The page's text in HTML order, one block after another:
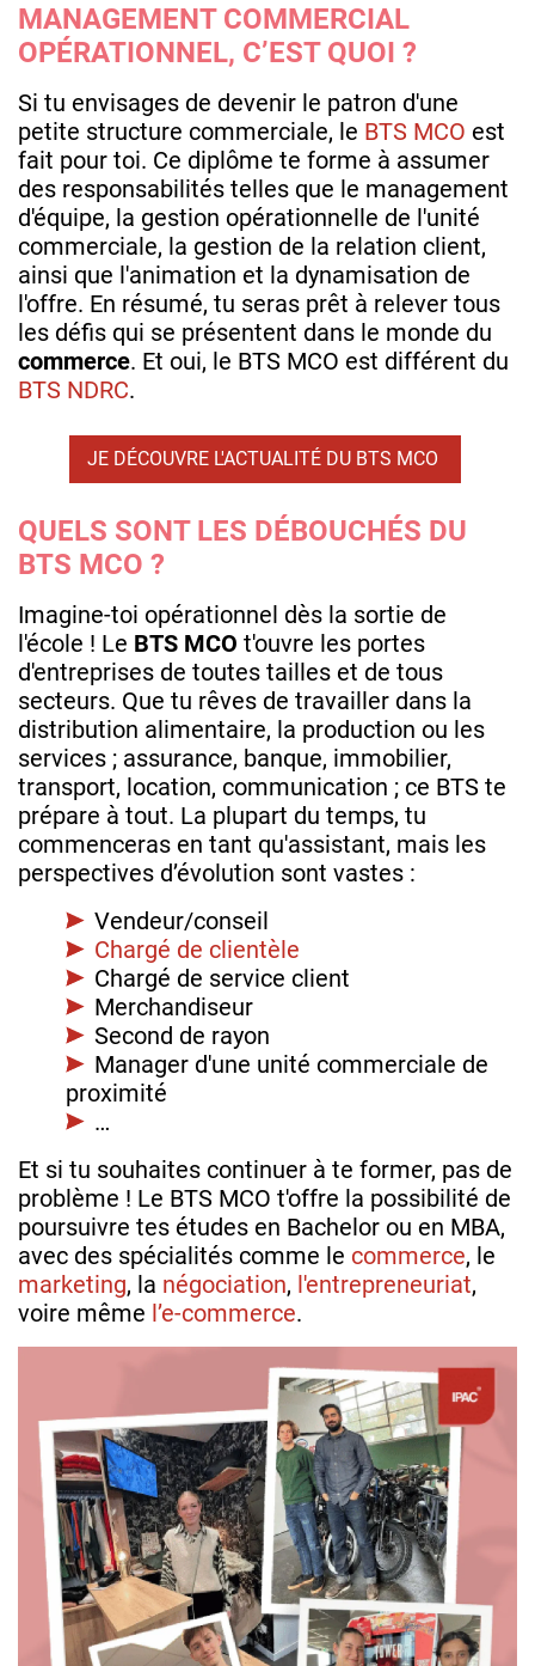
MANAGEMENT COMMERCIAL
OPÉRATIONNEL, C’EST QUOI ?
Si tu envisages de devenir le patron d'une
petite structure commerciale, le BTS MCO est
fait pour toi. Ce diplôme te forme à assumer
des responsabilités telles que le management
d'équipe, la gestion opérationnelle de l'unité
commerciale, la gestion de la relation client,
ainsi que l'animation et la dynamisation de
l'offre. En résumé, tu seras prêt à relever tous
les défis qui se présentent dans le monde du
commerce. Et oui, le BTS MCO est différent du
BTS NDRC.
JE DÉCOUVRE L'ACTUALITÉ DU BTS MCO
QUELS SONT LES DÉBOUCHÉS DU
BTS MCO ?
Imagine-toi opérationnel dès la sortie de
l'école ! Le BTS MCO t'ouvre les portes
d'entreprises de toutes tailles et de tous
secteurs. Que tu rêves de travailler dans la
distribution alimentaire, la production ou les
services ; assurance, banque, immobilier,
transport, location, communication ; ce BTS te
prépare à tout. La plupart du temps, tu
commenceras en tant qu'assistant, mais les
perspectives d’évolution sont vastes :
Vendeur/conseil
Chargé de clientèle
Chargé de service client
Merchandiseur
Second de rayon
Manager d'une unité commerciale de
proximité
…
Et si tu souhaites continuer à te former, pas de
problème ! Le BTS MCO t'offre la possibilité de
poursuivre tes études en Bachelor ou en MBA,
avec des spécialités comme le commerce, le
marketing, la négociation, l'entrepreneuriat,
voire même l’e-commerce.